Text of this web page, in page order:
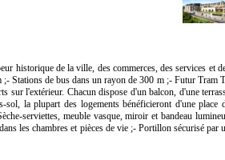
historique de la ville, des commerces, des services et
Stations de bus dans un rayon de 300 m ;- Futur Tram
sur l'extérieur. Chacun dispose d'un balcon, d'une
la plupart des logements bénéficieront d'une place
serviettes, meuble vasque, miroir et bandeau
les chambres et pièces de vie ;- Portillon sécurisé par